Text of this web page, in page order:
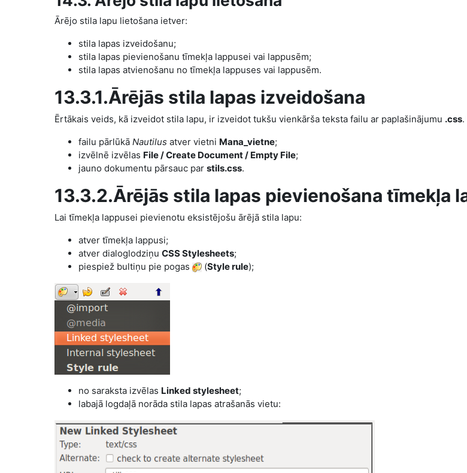
Ārējo stila lapu lietošana ietver:
stila lapas izveidošanu;
stila lapas pievienošanu tīmekļa lappusei vai lappusēm;
stila lapas atvienošanu no tīmekļa lappuses vai lappusēm.
13.3.1.Ārējās stila lapas izveidošana
Ērtākais veids, kā izveidot stila lapu, ir izveidot tukšu vienkārša teksta failu ar paplašinājumu .css
failu pārlūkā Nautilus atver vietni Mana_vietne;
izvēlnē izvēlas File / Create Document / Empty File;
jauno dokumentu pārsauc par stils.css.
13.3.2.Ārējās stila lapas pievienošana tīmekļa
Lai tīmekļa lappusei pievienotu eksistējošu ārējā stila lapu:
atver tīmekļa lappusi;
atver dialoglodziņu CSS Stylesheets;
piespiež bultiņu pie pogas
(Style rule);
no saraksta izvēlas Linked stylesheet;
labajā logdaļā norāda stila lapas atrašanās vietu: